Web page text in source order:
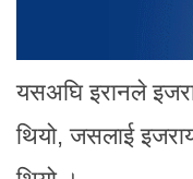
यसअघि इरानले
थियो, जसलाई